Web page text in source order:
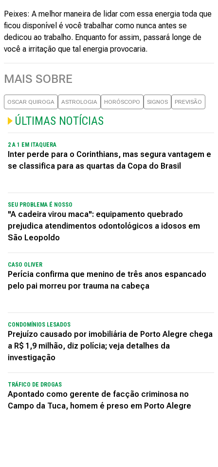
Peixes: A melhor maneira de lidar com essa energia toda que
ficou disponível é você trabalhar como nunca antes se
dedicou ao trabalho. Enquanto for assim, passará longe de
você a irritação que tal energia provocaria.
MAIS SOBRE
OSCAR QUIROGA ASTROLOGIA HORÓSCOPO SIGNOS PREVISÃO
ÚLTIMAS NOTÍCIAS
2 A 1 EM ITAQUERA
Inter perde para o Corinthians, mas segura vantagem e
se classifica para as quartas da Copa do Brasil
SEU PROBLEMA É NOSSO
"A cadeira virou maca": equipamento quebrado
prejudica atendimentos odontológicos a idosos em
São Leopoldo
CASO OLIVER
Perícia confirma que menino de três anos espancado
pelo pai morreu por trauma na cabeça
CONDOMÍNIOS LESADOS
Prejuízo causado por imobiliária de Porto Alegre chega
a R$ 1,9 milhão, diz polícia; veja detalhes da
investigação
TRÁFICO DE DROGAS
Apontado como gerente de facção criminosa no
Campo da Tuca, homem é preso em Porto Alegre